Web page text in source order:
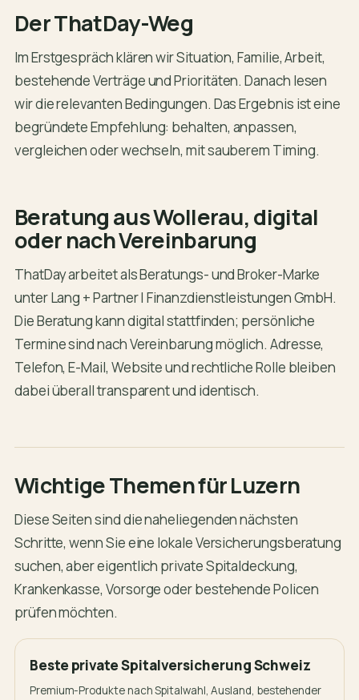
Der ThatDay-Weg
Im Erstgespräch klären wir Situation, Familie, Arbeit,
bestehende Verträge und Prioritäten. Danach lesen
wir die relevanten Bedingungen. Das Ergebnis ist eine
begründete Empfehlung: behalten, anpassen,
vergleichen oder wechseln, mit sauberem Timing.
Beratung aus Wollerau, digital
oder nach Vereinbarung
ThatDay arbeitet als Beratungs- und Broker-Marke
unter Lang + Partner | Finanzdienstleistungen GmbH.
Die Beratung kann digital stattfinden; persönliche
Termine sind nach Vereinbarung möglich. Adresse,
Telefon, E-Mail, Website und rechtliche Rolle bleiben
dabei überall transparent und identisch.
Wichtige Themen für Luzern
Diese Seiten sind die naheliegenden nächsten
Schritte, wenn Sie eine lokale Versicherungsberatung
suchen, aber eigentlich private Spitaldeckung,
Krankenkasse, Vorsorge oder bestehende Policen
prüfen möchten.
Beste private Spitalversicherung Schweiz
Premium-Produkte nach Spitalwahl, Ausland, bestehender